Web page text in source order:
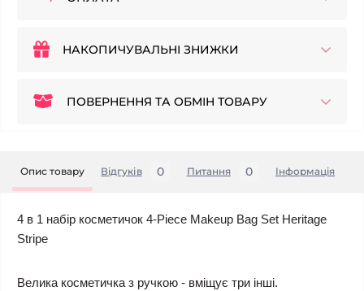
НАКОПИЧУВАЛЬНІ ЗНИЖКИ
ПОВЕРНЕННЯ ТА ОБМІН ТОВАРУ
Опис товару Відгуків 0 Питання 0 Iнформація
4 в 1 набір косметичок 4-Piece Makeup Bag Set Heritage
Stripe
Велика косметичка з ручкою - вміщує три інші.